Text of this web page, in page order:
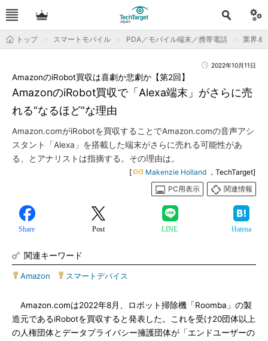
トップ スマートモバイル PDA／モバイル端末／携帯電話 業界＆
2022年10月11日
AmazonのiRobot買収で「Alexa端末」がさらに売
れる“なるほど”な理由
AmazonのiRobot買収は喜劇か悲劇か【第2回】
Amazon.comがiRobotを買収することでAmazon.comの音声アシ
スタント「Alexa」を搭載した端末がさらに売れる可能性があ
る、とアナリストは指摘する。その理由は。
[ Makenzie Holland ，TechTarget]
PC用表示
関連情報
Share Post LINE Hatena
関連キーワード
Amazon スマートデバイス
Amazon.comは2022年8月、ロボット掃除機「Roomba」の製
造元であるiRobotを買収すると発表した。これを受け20団体以上
の人権団体とデータプライバシー擁護団体が「エンドユーザーの